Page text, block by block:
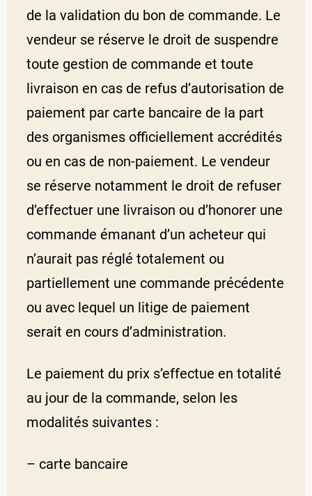
de la validation du bon de commande. Le
vendeur se réserve le droit de suspendre
toute gestion de commande et toute
livraison en cas de refus d’autorisation de
paiement par carte bancaire de la part
des organismes officiellement accrédités
ou en cas de non-paiement. Le vendeur
se réserve notamment le droit de refuser
d’effectuer une livraison ou d’honorer une
commande émanant d’un acheteur qui
n’aurait pas réglé totalement ou
partiellement une commande précédente
ou avec lequel un litige de paiement
serait en cours d’administration.
Le paiement du prix s’effectue en totalité
au jour de la commande, selon les
modalités suivantes :
– carte bancaire